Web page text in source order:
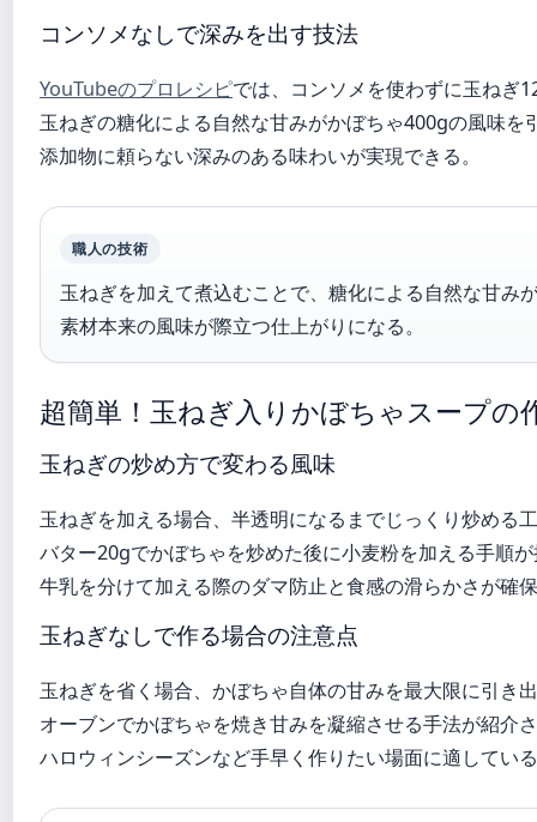
コンソメなしで深みを出す技法
YouTubeのプロレシピでは、コンソメを使わずに玉ねぎ
玉ねぎの糖化による自然な甘みがかぼちゃ400gの風味
添加物に頼らない深みのある味わいが実現できる。
職人の技術
玉ねぎを加えて煮込むことで、糖化による自然な甘み
素材本来の風味が際立つ仕上がりになる。
超簡単！玉ねぎ入りかぼちゃスープの
玉ねぎの炒め方で変わる風味
玉ねぎを加える場合、半透明になるまでじっくり炒め
バター20gでかぼちゃを炒めた後に小麦粉を加える手順
牛乳を分けて加える際のダマ防止と食感の滑らかさが確
玉ねぎなしで作る場合の注意点
玉ねぎを省く場合、かぼちゃ自体の甘みを最大限に引き
オーブンでかぼちゃを焼き甘みを凝縮させる手法が紹介
ハロウィンシーズンなど手早く作りたい場面に適してい